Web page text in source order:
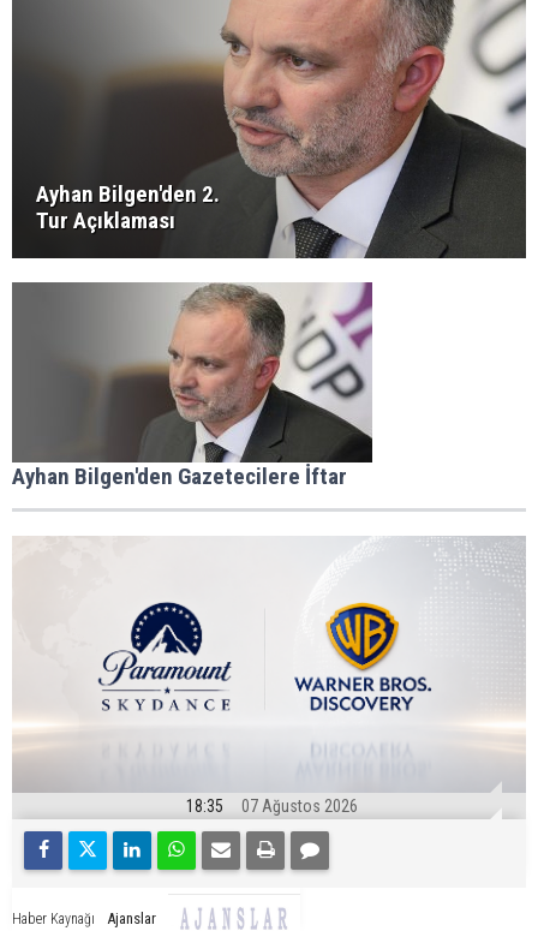
Ayhan Bilgen'den 2.
Tur Açıklaması
Ayhan Bilgen'den Gazetecilere İftar
18:35 07 Ağustos 2026
Haber Kaynağı Ajanslar